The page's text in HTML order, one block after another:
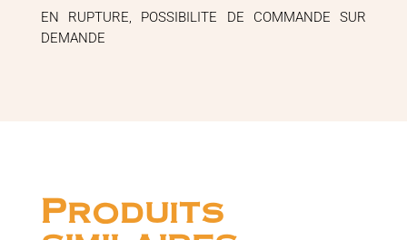
EN RUPTURE, POSSIBILITE DE COMMANDE SUR
DEMANDE
Produits